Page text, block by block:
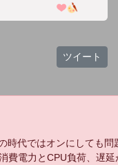
ットのじかんだ
カンナちゃんですか
かなあ
と１０にしとけばよか
ツイート
代ではオンにしても問
電力とCPU負荷、遅延